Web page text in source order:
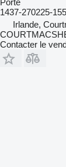
1437-270225-
Irlande,
Contacter le